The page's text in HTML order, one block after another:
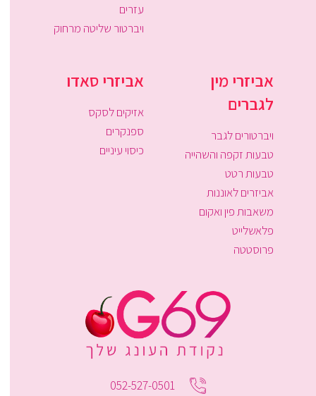
עזרים
ויברטור שליטה מרחוק
אביזרי מין
לגברים
ויברטורים לגבר
טבעות זקפה והשהייה
טבעות רטט
אביזרים לאוננות
משאבות פין ואקום
פלאשלייט
פרוסטטה
אביזרי סאדו
אזיקים לסקס
ספנקרים
כיסוי עיניים
052-527-0501